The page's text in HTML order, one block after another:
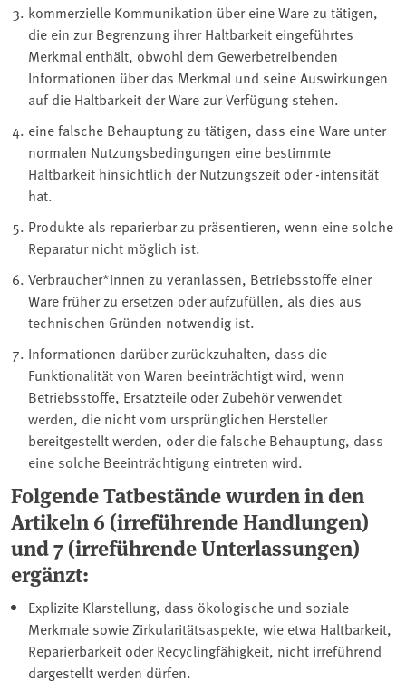
kommerzielle Kommunikation über eine Ware zu tätigen,
die ein zur Begrenzung ihrer Haltbarkeit eingeführtes
Merkmal enthält, obwohl dem Gewerbetreibenden
Informationen über das Merkmal und seine Auswirkungen
auf die Haltbarkeit der Ware zur Verfügung stehen.
eine falsche Behauptung zu tätigen, dass eine Ware unter
normalen Nutzungsbedingungen eine bestimmte
Haltbarkeit hinsichtlich der Nutzungszeit oder -intensität
hat.
Produkte als reparierbar zu präsentieren, wenn eine solche
Reparatur nicht möglich ist.
Verbraucher*innen zu veranlassen, Betriebsstoffe einer
Ware früher zu ersetzen oder aufzufüllen, als dies aus
technischen Gründen notwendig ist.
Informationen darüber zurückzuhalten, dass die
Funktionalität von Waren beeinträchtigt wird, wenn
Betriebsstoffe, Ersatzteile oder Zubehör verwendet
werden, die nicht vom ursprünglichen Hersteller
bereitgestellt werden, oder die falsche Behauptung, dass
eine solche Beeinträchtigung eintreten wird.
Folgende Tatbestände wurden in den
Artikeln 6 (irreführende Handlungen)
und 7 (irreführende Unterlassungen)
ergänzt:
Explizite Klarstellung, dass ökologische und soziale
Merkmale sowie Zirkularitätsaspekte, wie etwa Haltbarkeit,
Reparierbarkeit oder Recyclingfähigkeit, nicht irreführend
dargestellt werden dürfen.